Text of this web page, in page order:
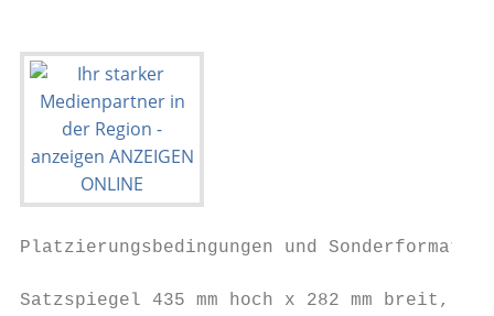
Platzierungsbedingungen und
Satzspiegel 435 mm hoch x 282 mm breit,